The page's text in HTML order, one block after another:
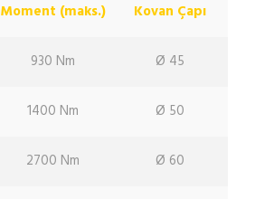
Moment (maks.) Kovan Çapı
930 Nm Ø 45
1400 Nm Ø 50
2700 Nm Ø 60